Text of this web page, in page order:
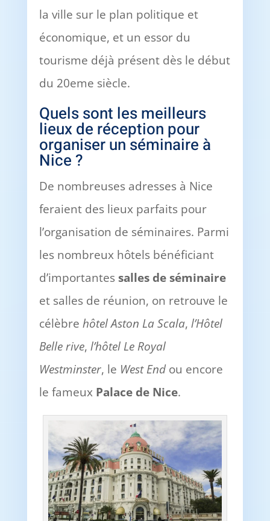
la ville sur le plan politique et
économique, et un essor du
tourisme déjà présent dès le début
du 20eme siècle.
Quels sont les meilleurs
lieux de réception pour
organiser un séminaire à
Nice ?
De nombreuses adresses à Nice
feraient des lieux parfaits pour
l’organisation de séminaires. Parmi
les nombreux hôtels bénéficiant
d’importantes salles de séminaire
et salles de réunion, on retrouve le
célèbre hôtel Aston La Scala, l’Hôtel
Belle rive, l’hôtel Le Royal
Westminster, le West Endou encore
le fameux Palace de Nice.